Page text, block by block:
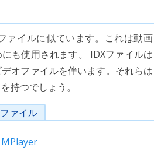
ァイルに似ています。これは動画
も使用されます。 IDXファイルは
オファイルを伴います。それらは
持つでしょう。
ァイル
MPlayer